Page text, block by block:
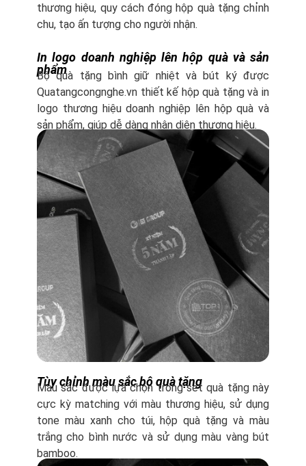
thương hiệu, quy cách đóng hộp quà tặng chỉnh
chu, tạo ấn tượng cho người nhận.
In logo doanh nghiệp lên hộp quà và sản
phẩm
Bộ quà tặng bình giữ nhiệt và bút ký được
Quatangcongnghe.vn thiết kế hộp quà tặng và in
logo thương hiệu doanh nghiệp lên hộp quà và
sản phẩm, giúp dễ dàng nhận diện thương hiệu.
Tùy chỉnh màu sắc bộ quà tặng
Màu sắc được lựa chọn trong set quà tặng này
cực kỳ matching với màu thương hiệu, sử dụng
tone màu xanh cho túi, hộp quà tặng và màu
trắng cho bình nước và sử dụng màu vàng bút
bamboo.